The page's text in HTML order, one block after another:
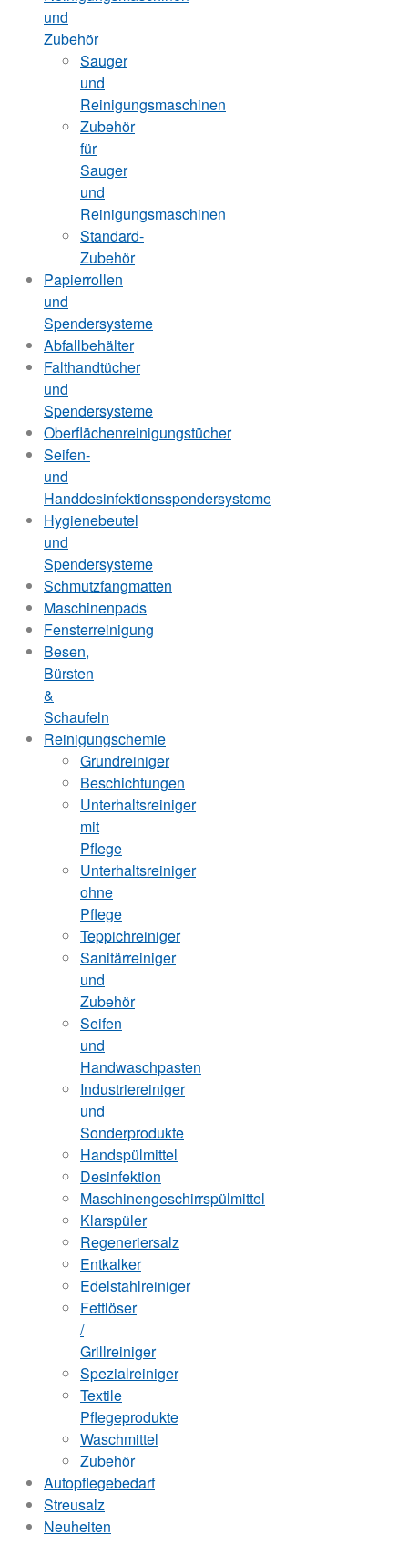
und
Zubehör
Sauger
und
Reinigungsmaschinen
Zubehör
für
Sauger
und
Reinigungsmaschinen
Standard-
Zubehör
Papierrollen
und
Spendersysteme
Abfallbehälter
Falthandtücher
und
Spendersysteme
Oberflächenreinigungstücher
Seifen-
und
Handdesinfektionsspendersysteme
Hygienebeutel
und
Spendersysteme
Schmutzfangmatten
Maschinenpads
Fensterreinigung
Besen,
Bürsten
&
Schaufeln
Reinigungschemie
Grundreiniger
Beschichtungen
Unterhaltsreiniger
mit
Pflege
Unterhaltsreiniger
ohne
Pflege
Teppichreiniger
Sanitärreiniger
und
Zubehör
Seifen
und
Handwaschpasten
Industriereiniger
und
Sonderprodukte
Handspülmittel
Desinfektion
Maschinengeschirrspülmittel
Klarspüler
Regeneriersalz
Entkalker
Edelstahlreiniger
Fettlöser
/
Grillreiniger
Spezialreiniger
Textile
Pflegeprodukte
Waschmittel
Zubehör
Autopflegebedarf
Streusalz
Neuheiten